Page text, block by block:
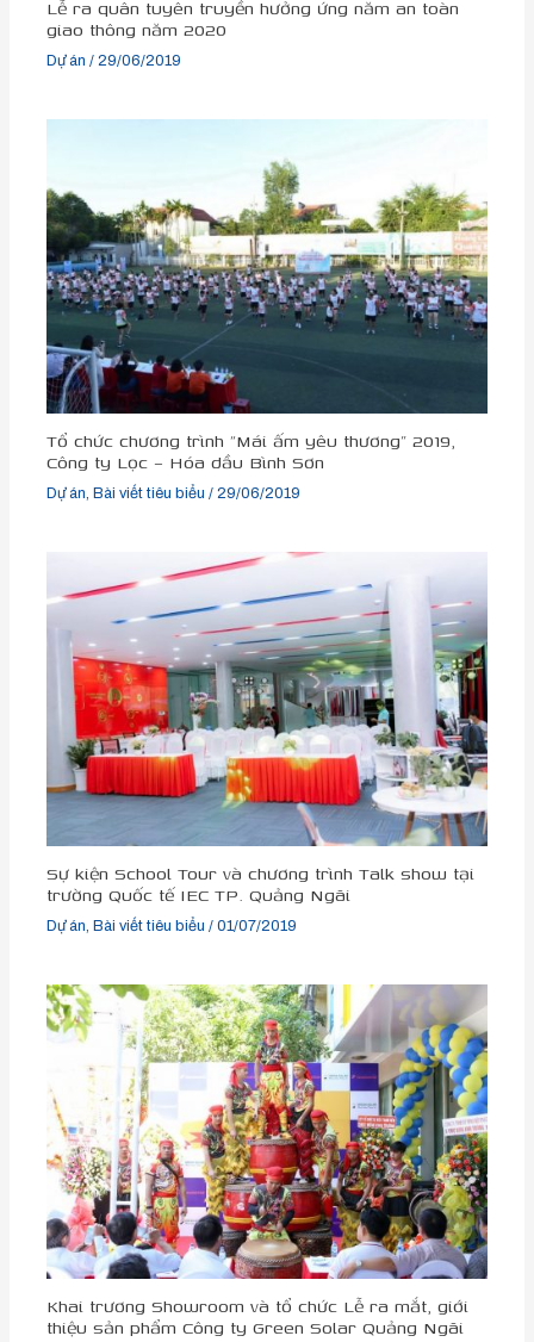
Lễ ra quân tuyên truyền hưởng ứng năm an toàn
giao thông năm 2020
Dự án /29/06/2019
Tổ chức chương trình “Mái ấm yêu thương” 2019,
Công ty Lọc – Hóa dầu Bình Sơn
Dự án ,Bài viết tiêu biểu /29/06/2019
Sự kiện School Tour và chương trình Talk show tại
trường Quốc tế IEC TP. Quảng Ngãi
Dự án ,Bài viết tiêu biểu /01/07/2019
Khai trương Showroom và tổ chức Lễ ra mắt, giới
thiệu sản phẩm Công ty Green Solar Quảng Ngãi